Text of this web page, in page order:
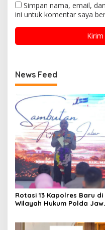
Simpan nama, email,
ini untuk komentar saya
News Feed
Rotasi 13 Kapolres Baru di
Wilayah Hukum Polda
Dinamika Organisasi.